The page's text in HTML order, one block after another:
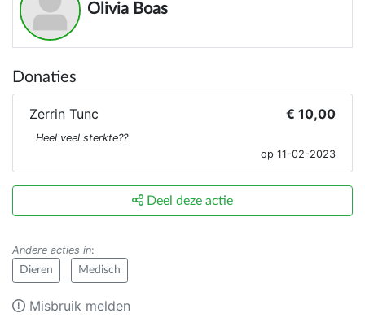
Olivia Boas
Donaties
Zerrin Tunc € 10,00
Heel veel sterkte??
op 11-02-2023
Deel deze actie
Andere acties in:
Dieren Medisch
Misbruik melden